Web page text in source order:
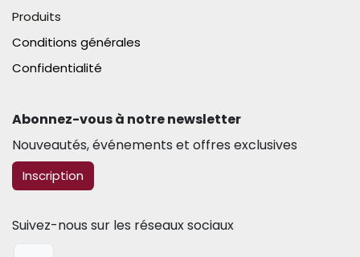
Produits
Conditions générales
Confidentialité
Abonnez-vous à notre newsletter​
Nouveautés, événements et offres exclusives
​​​​Inscription
Suivez-nous sur les réseaux sociaux